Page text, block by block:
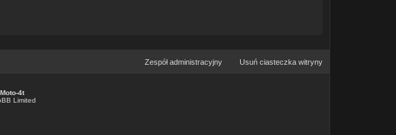
Usuń ciasteczka witryny
Zespół administracyjny
Moto-4t
Limited